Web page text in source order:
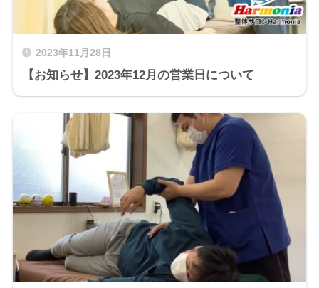
2023年11月28日
【お知らせ】2023年12月の営業日について